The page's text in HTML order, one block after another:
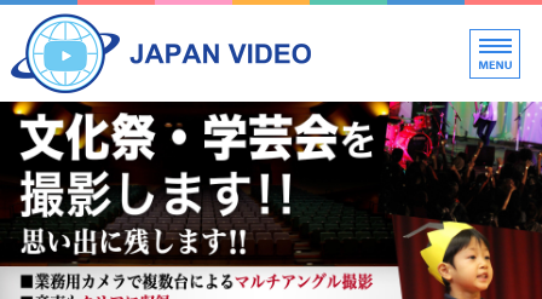
ビ
ホーム
料金案内
映像制作の流れ・Q&A
会社概要